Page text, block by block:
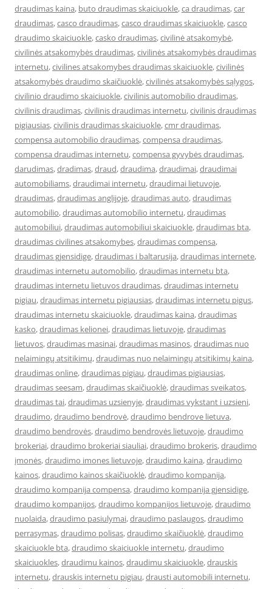
draudimas kaina, buto draudimas skaiciuokle,ca draudimas,car
draudimas,casco draudimas,casco draudimas skaiciuokle,casco
draudimo skaiciuokle,casko draudimas,civilinė atsakomybė,
civilinės atsakomybės draudimas,civilinės atsakomybės draudimas
internetu,civilines atsakomybes draudimas skaiciuokle,civilinės
atsakomybės draudimo skaičiuoklė,civilinės atsakomybės sąlygos,
civilinio draudimo skaiciuokle,civilinis automobilio draudimas,
civilinis draudimas,civilinis draudimas internetu,civilinis draudimas
pigiausias,civilinis draudimas skaiciuokle,cmr draudimas,
compensa automobilio draudimas,compensa draudimas,
compensa draudimas internetu,compensa gyvybės draudimas,
darudimas,dradimas,draud,draudima,draudimai,draudimai
automobiliams,draudimai internetu,draudimai lietuvoje,
draudimas,draudimas anglijoje,draudimas auto,draudimas
automobilio,draudimas automobilio internetu,draudimas
automobiliui,draudimas automobiliui skaiciuokle,draudimas bta,
draudimas civilines atsakomybes,draudimas compensa,
draudimas gjensidige,draudimas i baltarusija,draudimas internete,
draudimas internetu automobilio,draudimas internetu bta,
draudimas internetu lietuvos draudimas,draudimas internetu
pigiau,draudimas internetu pigiausias,draudimas internetu pigus,
draudimas internetu skaiciuokle,draudimas kaina,draudimas
kasko,draudimas kelionei,draudimas lietuvoje,draudimas
lietuvos,draudimas masinai,draudimas masinos,draudimas nuo
nelaimingų atsitikimų,draudimas nuo nelaimingų atsitikimų kaina,
draudimas online,draudimas pigiau,draudimas pigiausias,
draudimas seesam,draudimas skaičiuoklė,draudimas sveikatos,
draudimas tai,draudimas uzsienyje,draudimas vykstant i uzsieni,
draudimo,draudimo bendrovė,draudimo bendrove lietuva,
draudimo bendrovės,draudimo bendrovės lietuvoje,draudimo
brokeriai,draudimo brokeriai siauliai,draudimo brokeris,draudimo
įmonės,draudimo imones lietuvoje,draudimo kaina,draudimo
kainos,draudimo kainos skaičiuoklė,draudimo kompanija,
draudimo kompanija compensa,draudimo kompanija gjensidige,
draudimo kompanijos,draudimo kompanijos lietuvoje,draudimo
nuolaida,draudimo pasiulymai,draudimo paslaugos,draudimo
perrasymas,draudimo polisas,draudimo skaičiuoklė,draudimo
skaiciuokle bta,draudimo skaiciuokle internetu,draudimo
skaiciuokles,draudimu kainos,draudimu skaiciuokle,drauskis
internetu,drauskis internetu pigiau,drausti automobili internetu,